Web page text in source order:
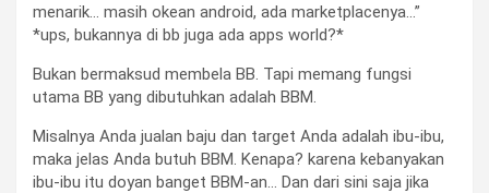
menarik… masih okean android, ada marketplacenya…”
*ups, bukannya di bb juga ada apps world?*
Bukan bermaksud membela BB. Tapi memang fungsi
utama BB yang dibutuhkan adalah BBM.
Misalnya Anda jualan baju dan target Anda adalah ibu-ibu,
maka jelas Anda butuh BBM. Kenapa? karena kebanyakan
ibu-ibu itu doyan banget BBM-an… Dan dari sini saja jika